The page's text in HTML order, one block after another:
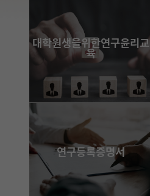
대학원생을위한연구윤리교
육
more
연구등록증명서